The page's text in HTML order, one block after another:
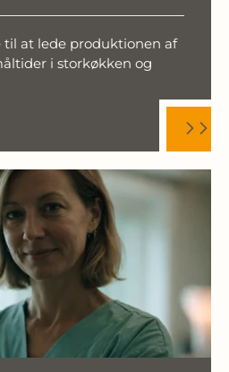
til at lede produktionen af
i storkøkken og